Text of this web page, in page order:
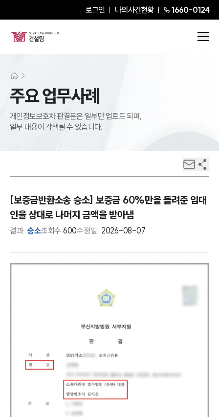
로그인 나의사건현황 1660-0124
주요 업무사례
개인정보보호차 판결문은 일부만 업로드 되며,
일부 내용이 각색될 수 있습니다.
[보증금반환소송 승소] 보증금 60%만을 돌려준 임대
인을 상대로 나머지 금액을 받아냄
결과 승소조회수 600수정일: 2026-08-07